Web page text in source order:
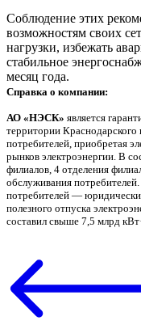
Соблюдение этих
возможностям своих
нагрузки, избежать
стабильное
месяц года.
Справка о компании:
АО «НЭСК» является
территории Краснодарского
потребителей, приобретая
рынков электроэнергии. В
филиалов, 4 отделения
обслуживания
потребителей —
полезного отпуска
составил свыше 7,5 млрд